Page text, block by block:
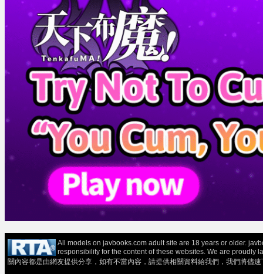
All models on javbooks.com adult site are 18 years or older.
responsibility for the content of these websites. We are proudly
關內容都是由網友提供分享，如有不當內容，請提供相關資料給我們，我們將儘速